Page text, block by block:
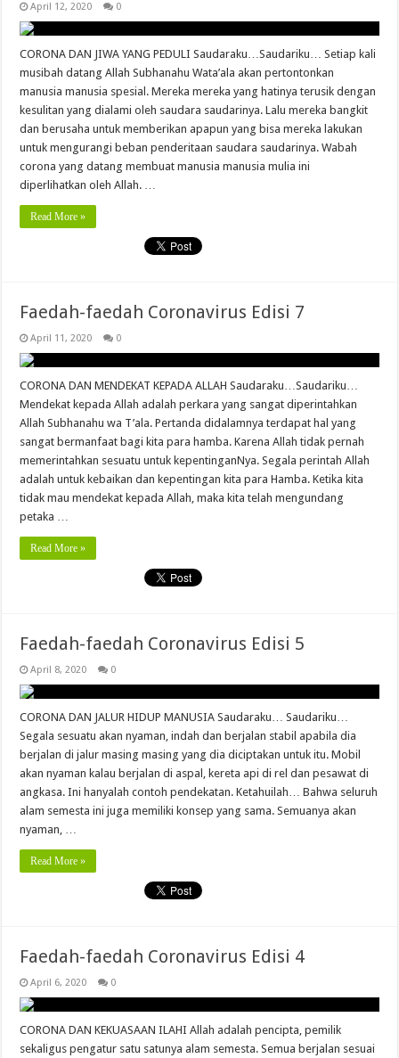
April 12, 2020 0
CORONA DAN JIWA YANG PEDULI Saudaraku…Saudariku… Setiap kali
musibah datang Allah Subhanahu Wata’ala akan pertontonkan
manusia manusia spesial. Mereka mereka yang hatinya terusik dengan
kesulitan yang dialami oleh saudara saudarinya. Lalu mereka bangkit
dan berusaha untuk memberikan apapun yang bisa mereka lakukan
untuk mengurangi beban penderitaan saudara saudarinya. Wabah
corona yang datang membuat manusia manusia mulia ini
diperlihatkan oleh Allah. …
Read More »
Faedah-faedah Coronavirus Edisi 7
April 11, 2020 0
CORONA DAN MENDEKAT KEPADA ALLAH Saudaraku…Saudariku…
Mendekat kepada Allah adalah perkara yang sangat diperintahkan
Allah Subhanahu wa T’ala. Pertanda didalamnya terdapat hal yang
sangat bermanfaat bagi kita para hamba. Karena Allah tidak pernah
memerintahkan sesuatu untuk kepentinganNya. Segala perintah Allah
adalah untuk kebaikan dan kepentingan kita para Hamba. Ketika kita
tidak mau mendekat kepada Allah, maka kita telah mengundang
petaka …
Read More »
Faedah-faedah Coronavirus Edisi 5
April 8, 2020 0
CORONA DAN JALUR HIDUP MANUSIA Saudaraku… Saudariku…
Segala sesuatu akan nyaman, indah dan berjalan stabil apabila dia
berjalan di jalur masing masing yang dia diciptakan untuk itu. Mobil
akan nyaman kalau berjalan di aspal, kereta api di rel dan pesawat di
angkasa. Ini hanyalah contoh pendekatan. Ketahuilah… Bahwa seluruh
alam semesta ini juga memiliki konsep yang sama. Semuanya akan
nyaman, …
Read More »
Faedah-faedah Coronavirus Edisi 4
April 6, 2020 0
CORONA DAN KEKUASAAN ILAHI Allah adalah pencipta, pemilik
sekaligus pengatur satu satunya alam semesta. Semua berjalan sesuai